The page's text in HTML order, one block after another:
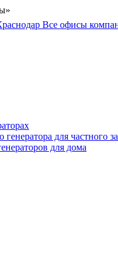
Все офисы
для частного
для дома